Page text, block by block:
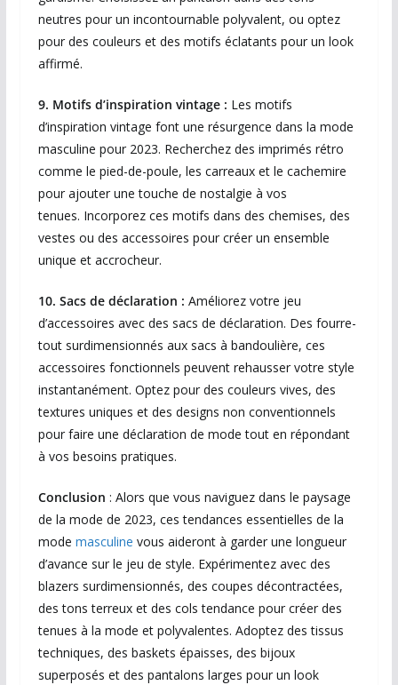
neutres pour un incontournable polyvalent, ou optez
pour des couleurs et des motifs éclatants pour un look
affirmé.
9. Motifs d’inspiration vintage : Les motifs
d’inspiration vintage font une résurgence dans la mode
masculine pour 2023. Recherchez des imprimés rétro
comme le pied-de-poule, les carreaux et le cachemire
pour ajouter une touche de nostalgie à vos
tenues. Incorporez ces motifs dans des chemises, des
vestes ou des accessoires pour créer un ensemble
unique et accrocheur.
10. Sacs de déclaration : Améliorez votre jeu
d’accessoires avec des sacs de déclaration. Des fourre-
tout surdimensionnés aux sacs à bandoulière, ces
accessoires fonctionnels peuvent rehausser votre style
instantanément. Optez pour des couleurs vives, des
textures uniques et des designs non conventionnels
pour faire une déclaration de mode tout en répondant
à vos besoins pratiques.
Conclusion : Alors que vous naviguez dans le paysage
de la mode de 2023, ces tendances essentielles de la
mode masculine vous aideront à garder une longueur
d’avance sur le jeu de style. Expérimentez avec des
blazers surdimensionnés, des coupes décontractées,
des tons terreux et des cols tendance pour créer des
tenues à la mode et polyvalentes. Adoptez des tissus
techniques, des baskets épaisses, des bijoux
superposés et des pantalons larges pour un look